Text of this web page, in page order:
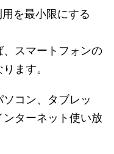
を最小限にする
スマートフォンの
ます。
コン、タブレッ
ンターネット使い放